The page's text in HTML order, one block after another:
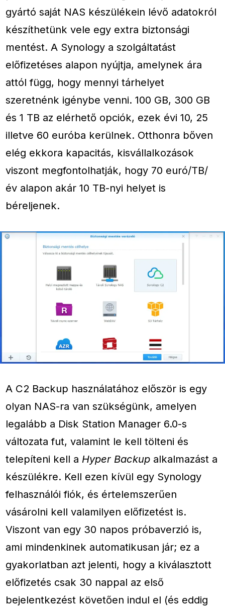
gyártó saját NAS készülékein lévő adatokról
készíthetünk vele egy extra biztonsági
mentést. A Synology a szolgáltatást
előfizetéses alapon nyújtja, amelynek ára
attól függ, hogy mennyi tárhelyet
szeretnénk igénybe venni. 100 GB, 300 GB
és 1 TB az elérhető opciók, ezek évi 10, 25
illetve 60 euróba kerülnek. Otthonra bőven
elég ekkora kapacitás, kisvállalkozások
viszont megfontolhatják, hogy 70 euró/TB/
év alapon akár 10 TB-nyi helyet is
béreljenek.
A C2 Backup használatához először is egy
olyan NAS-ra van szükségünk, amelyen
legalább a Disk Station Manager 6.0-s
változata fut, valamint le kell tölteni és
telepíteni kell a Hyper Backup alkalmazást a
készülékre. Kell ezen kívül egy Synology
felhasználói fiók, és értelemszerűen
vásárolni kell valamilyen előfizetést is.
Viszont van egy 30 napos próbaverzió is,
ami mindenkinek automatikusan jár; ez a
gyakorlatban azt jelenti, hogy a kiválasztott
előfizetés csak 30 nappal az első
bejelentkezést követően indul el (és eddig